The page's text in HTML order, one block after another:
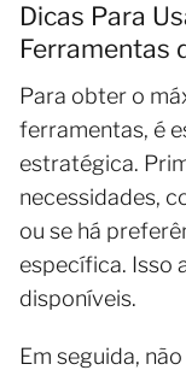
Dicas Para
Ferramentas
Para obter o
ferramentas, é
estratégica.
necessidades,
ou se há
específica. Isso
disponíveis.
Em seguida,